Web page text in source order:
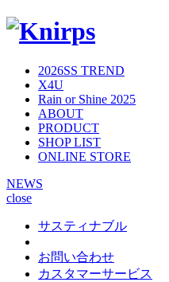
2026SS TREND
X4U
Rain or Shine 2025
ABOUT
PRODUCT
SHOP LIST
ONLINE STORE
NEWS
close
サスティナブル
お問い合わせ
カスタマーサービス